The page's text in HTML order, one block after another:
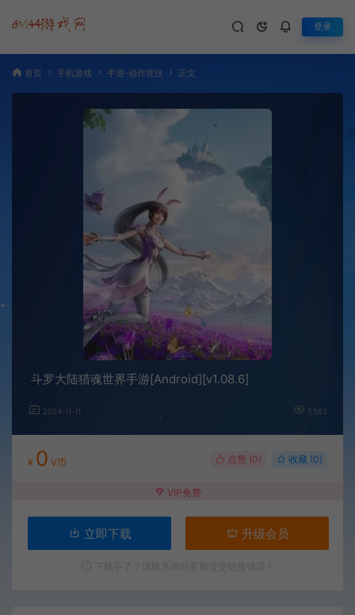
登录
首页 手机游戏 手游-动作竞技 正文
斗罗大陆猎魂世界手游[Android][v1.08.6]
2024-11-11 7,583
¥ 0 V币 点赞 (0) 收藏 (0)
VIP免费
立即下载 升级会员